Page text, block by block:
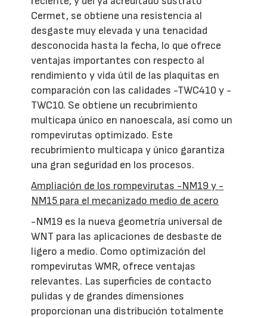
Cermet, se obtiene una resistencia al
desgaste muy elevada y una tenacidad
desconocida hasta la fecha, lo que ofrece
ventajas importantes con respecto al
rendimiento y vida útil de las plaquitas en
comparación con las calidades -TWC410 y -
TWC10. Se obtiene un recubrimiento
multicapa único en nanoescala, así como un
rompevirutas optimizado. Este
recubrimiento multicapa y único garantiza
una gran seguridad en los procesos.
Ampliación de los rompevirutas -NM19 y -
NM15 para el mecanizado medio de acero
-NM19 es la nueva geometría universal de
WNT para las aplicaciones de desbaste de
ligero a medio. Como optimización del
rompevirutas WMR, ofrece ventajas
relevantes. Las superficies de contacto
pulidas y de grandes dimensiones
proporcionan una distribución totalmente